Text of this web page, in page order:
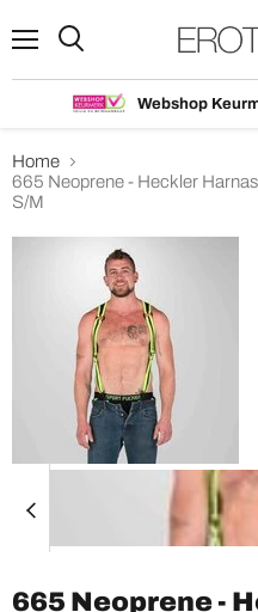
Webshop
Home
665 Neoprene - Heckler
S/M
665 Neoprene -